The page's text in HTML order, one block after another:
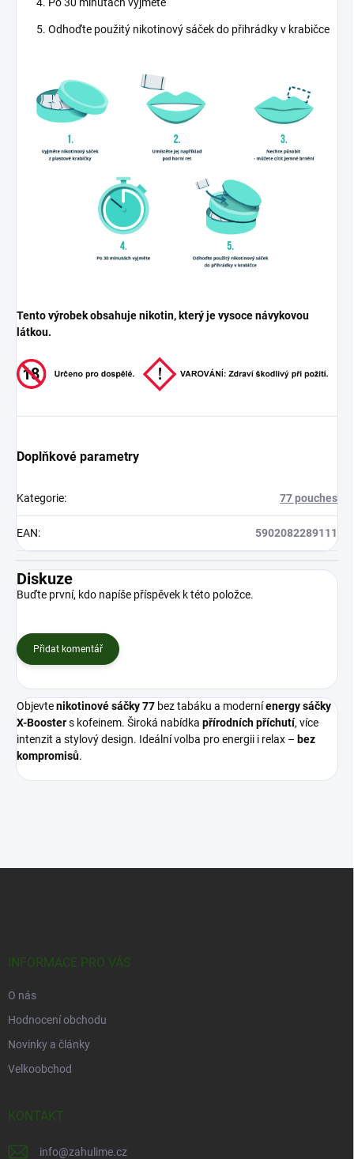
Odhoďte použitý nikotinový sáček do přihrádky v krabičce
Tento výrobek obsahuje nikotin, který je vysoce návykovou
látkou.
Doplňkové parametry
Kategorie: 77 pouches
EAN: 5902082289111
Diskuze
Buďte první, kdo napíše příspěvek k této položce.
Přidat komentář
Objevtenikotinové sáčky 77 bez tabáku a moderníenergy sáčky
X-Boosters kofeinem. Široká nabídka přírodních příchutí, více
intenzit a stylový design. Ideální volba pro energii i relax – bez
kompromisů.
INFORMACE PRO VÁS
O nás
Hodnocení obchodu
Novinky a články
Velkoobchod
KONTAKT
info@zahulime.cz